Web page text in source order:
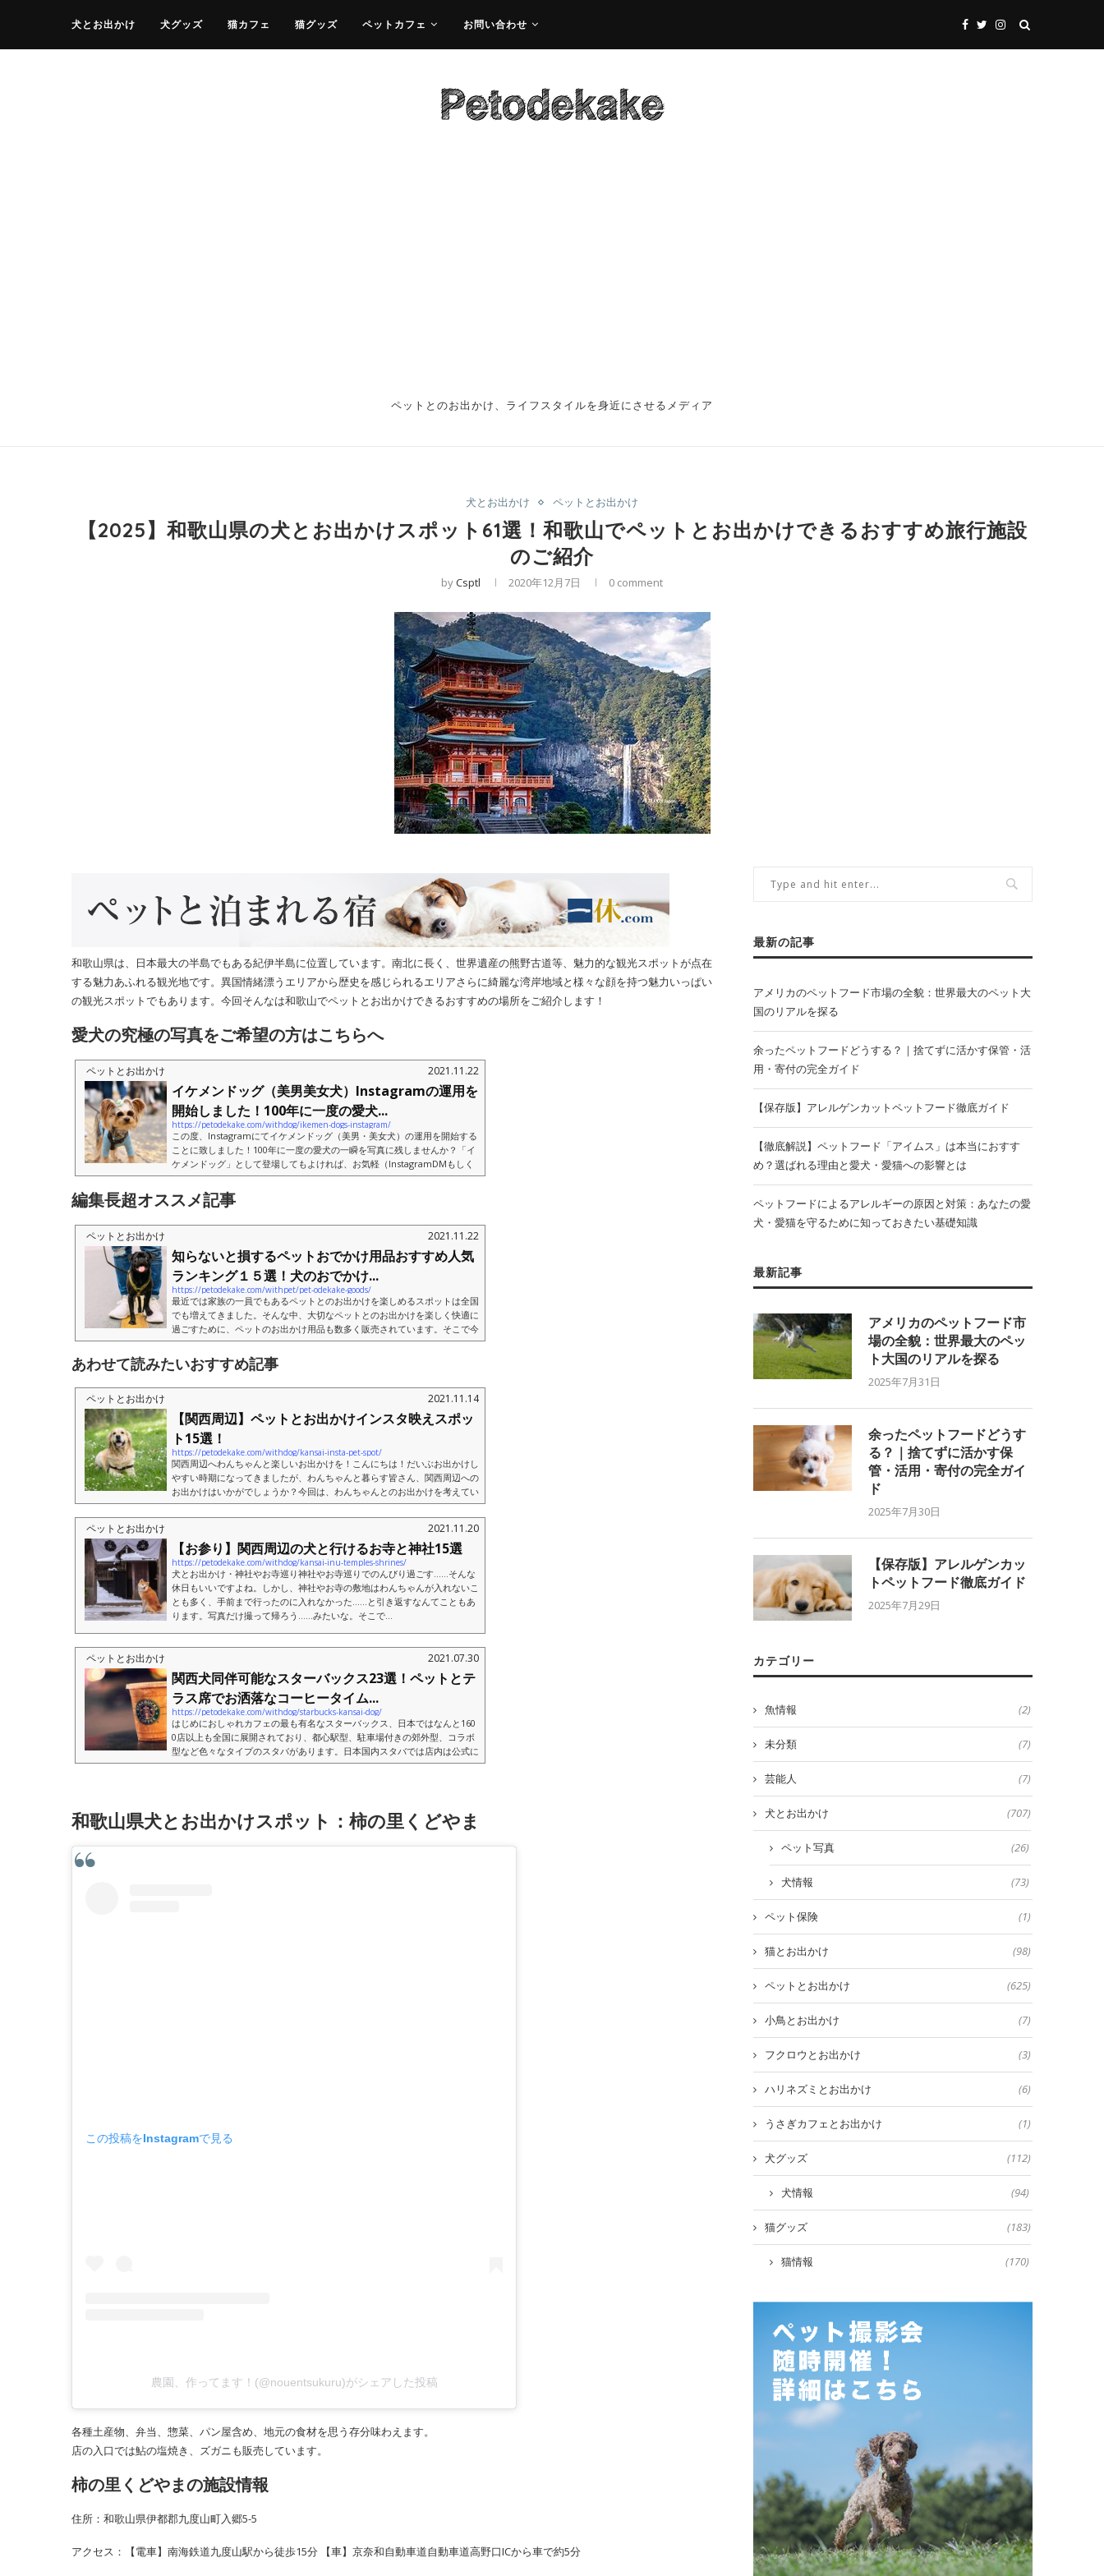
犬とお出かけ 犬グッズ 猫カフェ 猫グッズ ペットカフェ お問い合わせ
ペットとのお出かけ、ライフスタイルを身近にさせるメディア
犬とお出かけ ペットとお出かけ
【2025】和歌山県の犬とお出かけスポット61選！和歌山でペットとお出かけできるおすすめ旅行施設
のご紹介
byCsptl 2020年12月7日 0 comment
和歌山県は、日本最大の半島でもある紀伊半島に位置しています。南北に長く、世界遺産の熊野古道等、魅力的な観光スポットが点在
する魅力あふれる観光地です。異国情緒漂うエリアから歴史を感じられるエリアさらに綺麗な湾岸地域と様々な顔を持つ魅力いっぱい
の観光スポットでもあります。今回そんなは和歌山でペットとお出かけできるおすすめの場所をご紹介します！
愛犬の究極の写真をご希望の方はこちらへ
ペットとお出かけ 2021.11.22
イケメンドッグ（美男美女犬）Instagramの運用を
開始しました！100年に一度の愛犬...
https://petodekake.com/withdog/ikemen-dogs-instagram/
この度、Instagramにてイケメンドッグ（美男・美女犬）の運用を開始する
ことに致しました！100年に一度の愛犬の一瞬を写真に残しませんか？「イ
ケメンドッグ」として登場してもよければ、お気軽（InstagramDMもしく
はフォーム）からにお問い合わせください！またプロ...
編集長超オススメ記事
ペットとお出かけ 2021.11.22
知らないと損するペットおでかけ用品おすすめ人気
ランキング１５選！犬のおでかけ...
https://petodekake.com/withpet/pet-odekake-goods/
最近では家族の一員でもあるペットとのお出かけを楽しめるスポットは全国
でも増えてきました。そんな中、大切なペットとのお出かけを楽しく快適に
過ごすために、ペットのお出かけ用品も数多く販売されています。そこで今
回は、日常の散歩から旅行などの遠出まで、お...
あわせて読みたいおすすめ記事
ペットとお出かけ 2021.11.14
【関西周辺】ペットとお出かけインスタ映えスポッ
ト15選！
https://petodekake.com/withdog/kansai-insta-pet-spot/
関西周辺へわんちゃんと楽しいお出かけを！こんにちは！だいぶお出かけし
やすい時期になってきましたが、わんちゃんと暮らす皆さん、関西周辺への
お出かけはいかがでしょうか？今回は、わんちゃんとのお出かけを考えてい
る方へおすすめのスポットを15か所ご紹介しま...
ペットとお出かけ 2021.11.20
【お参り】関西周辺の犬と行けるお寺と神社15選
https://petodekake.com/withdog/kansai-inu-temples-shrines/
犬とお出かけ・神社やお寺巡り神社やお寺巡りでのんびり過ごす……そんな
休日もいいですよね。しかし、神社やお寺の敷地はわんちゃんが入れないこ
とも多く、手前まで行ったのに入れなかった……と引き返すなんてこともあ
ります。写真だけ撮って帰ろう……みたいな。そこで...
ペットとお出かけ 2021.07.30
関西犬同伴可能なスターバックス23選！ペットとテ
ラス席でお洒落なコーヒータイム...
https://petodekake.com/withdog/starbucks-kansai-dog/
はじめにおしゃれカフェの最も有名なスターバックス、日本ではなんと160
0店以上も全国に展開されており、都心駅型、駐車場付きの郊外型、コラボ
型など色々なタイプのスタバがあります。日本国内スタバでは店内は公式に
は基本ペットNGなのですが、一部店舗ではテラス...
和歌山県犬とお出かけスポット：柿の里くどやま
この投稿をInstagramで見る
農園、作ってます！(@nouentsukuru)がシェアした投稿
各種土産物、弁当、惣菜、パン屋含め、地元の食材を思う存分味わえます。
店の入口では鮎の塩焼き、ズガニも販売しています。
柿の里くどやまの施設情報
住所：和歌山県伊都郡九度山町入郷5-5
アクセス：【電車】南海鉄道九度山駅から徒歩15分 【車】京奈和自動車道自動車道高野口ICから車で約5分
最新の記事
アメリカのペットフード市場の全貌：世界最大のペット大
国のリアルを探る
余ったペットフードどうする？｜捨てずに活かす保管・活
用・寄付の完全ガイド
【保存版】アレルゲンカットペットフード徹底ガイド
【徹底解説】ペットフード「アイムス」は本当におすす
め？選ばれる理由と愛犬・愛猫への影響とは
ペットフードによるアレルギーの原因と対策：あなたの愛
犬・愛猫を守るために知っておきたい基礎知識
最新記事
アメリカのペットフード市
場の全貌：世界最大のペッ
ト大国のリアルを探る
2025年7月31日
余ったペットフードどうす
る？｜捨てずに活かす保
管・活用・寄付の完全ガイ
ド
2025年7月30日
【保存版】アレルゲンカッ
トペットフード徹底ガイド
2025年7月29日
カテゴリー
魚情報 (2)
未分類 (7)
芸能人 (7)
犬とお出かけ (707)
ペット写真 (26)
犬情報 (73)
ペット保険 (1)
猫とお出かけ (98)
ペットとお出かけ (625)
小鳥とお出かけ (7)
フクロウとお出かけ (3)
ハリネズミとお出かけ (6)
うさぎカフェとお出かけ (1)
犬グッズ (112)
犬情報 (94)
猫グッズ (183)
猫情報 (170)